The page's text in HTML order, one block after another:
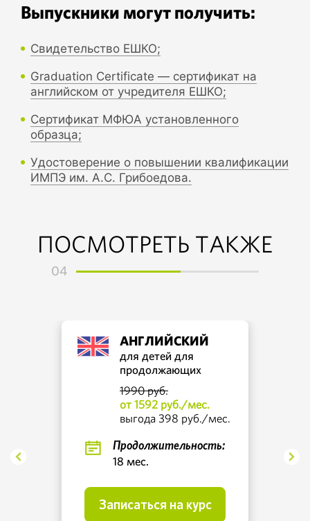
Выпускники могут получить:
Свидетельство ЕШКО;
Graduation Certificate — сертификат на
английском от учредителя ЕШКО;
Сертификат МФЮА установленного
образца;
Удостоверение о повышении квалификации
ИМПЭ им. А.С. Грибоедова.
ПОСМОТРЕТЬ ТАКЖЕ
04
АНГЛИЙСКИЙ
для детей для
продолжающих
1990 руб.
от 1592 руб./мес.
выгода 398 руб./мес.
Продолжительность:
18 мес.
Записаться на курс